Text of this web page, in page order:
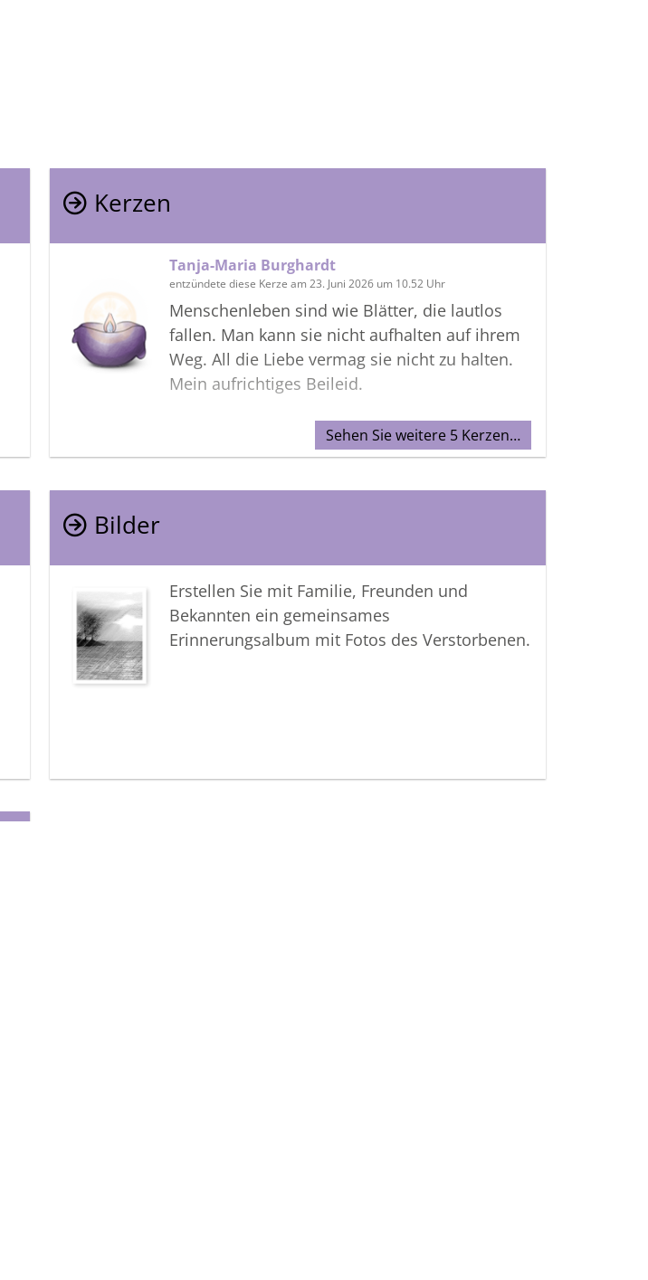
Kerzen
Tanja-Maria Burghardt
entzündete diese Kerze am 23. Juni 2026 um 10.52 Uhr
Menschenleben sind wie Blätter, die lautlos
fallen. Man kann sie nicht aufhalten auf ihrem
Weg. All die Liebe vermag sie nicht zu halten.
Mein aufrichtiges Beileid.
Sehen Sie weitere 5 Kerzen…
Bilder
Erstellen Sie mit Familie, Freunden und
Bekannten ein gemeinsames
Erinnerungsalbum mit Fotos des Verstorbenen.